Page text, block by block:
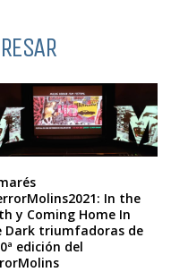
In the
y Coming Home In
Dark triumfadoras de
edición del